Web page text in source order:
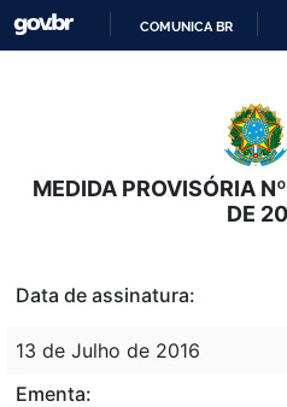
O
COMUNICA BR
MEDIDA PROVISÓRIA
DE
Data de assinatura:
13 de Julho de 2016
Ementa: